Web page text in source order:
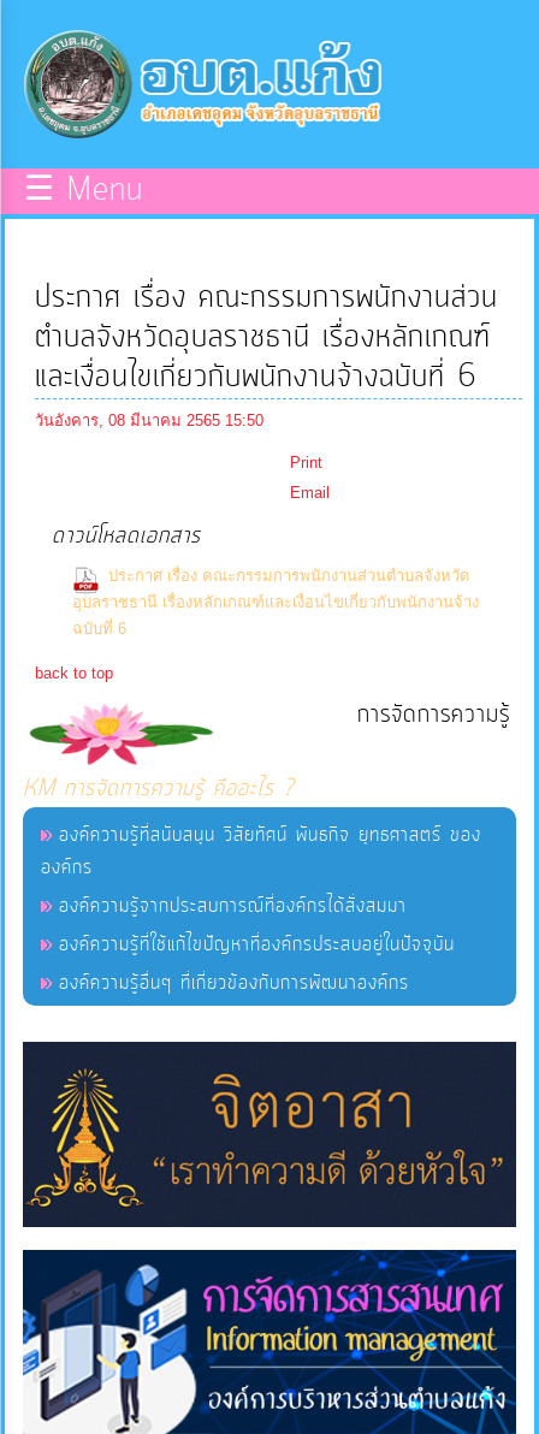
หน้า
หลัก
ข้อมูล
พื้น
บุคลากร
แผน
ยุทธศาสตร์
บริการ
ข้อมูล
จัดการ
ความ
รู้
การ
ดำเนิน
การ
ให้
บริการ
แผนการ
ใช้
จ่าย
งบ
ประมาณ
ประจำ
ปี
การ
☰ Menu
ประกาศ เรื่อง คณะกรรมการพนักงานส่วน
ตำบลจังหวัดอุบลราชธานี เรื่องหลักเกณฑ์
และเงื่อนไขเกี่ยวกับพนักงานจ้างฉบับที่ 6
วันอังคาร, 08 มีนาคม 2565 15:50
Print
Email
ดาวน์โหลดเอกสาร
ประกาศ เรื่อง คณะกรรมการพนักงานส่วนตำบลจังหวัด
อุบลราชธานี เรื่องหลักเกณฑ์และเงื่อนไขเกี่ยวกับพนักงานจ้าง
ฉบับที่ 6
back to top
การจัดการความรู้
KM การจัดการความรู้ คืออะไร ?
องค์ความรู้ที่สนับสนุน วิสัยทัศน์ พันธกิจ ยุทธศาสตร์ ของ
องค์กร
องค์ความรู้จากประสบการณ์ที่องค์กรได้สั่งสมมา
องค์ความรู้ที่ใช้แก้ไขปัญหาที่องค์กรประสบอยู่ในปัจจุบัน
องค์ความรู้อื่นๆ ที่เกี่ยวข้องกับการพัฒนาองค์กร